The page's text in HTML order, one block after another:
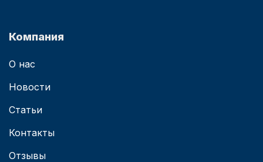
Компания
О нас
Новости
Статьи
Контакты
Отзывы